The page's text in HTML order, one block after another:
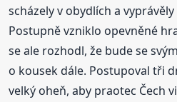
scházely v obydlích a
Postupně vzniklo opevněné
se ale rozhodl, že bude se
o kousek dále. Postupoval tři
velký oheň, aby praotec Čech